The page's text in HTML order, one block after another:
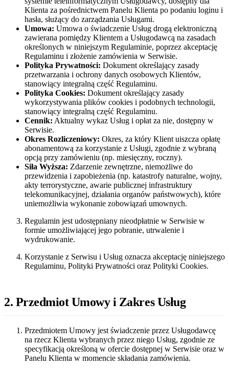
Klienta za pośrednictwem Panelu Klienta po podaniu loginu i
hasła, służący do zarządzania Usługami.
Umowa: Umowa o świadczenie Usług drogą elektroniczną
zawierana pomiędzy Klientem a Usługodawcą na zasadach
określonych w niniejszym Regulaminie, poprzez akceptację
Regulaminu i złożenie zamówienia w Serwisie.
Polityka Prywatności: Dokument określający zasady
przetwarzania i ochrony danych osobowych Klientów,
stanowiący integralną część Regulaminu.
Polityka Cookies: Dokument określający zasady
wykorzystywania plików cookies i podobnych technologii,
stanowiący integralną część Regulaminu.
Cennik: Aktualny wykaz Usług i opłat za nie, dostępny w
Serwisie.
Okres Rozliczeniowy: Okres, za który Klient uiszcza opłatę
abonamentową za korzystanie z Usługi, zgodnie z wybraną
opcją przy zamówieniu (np. miesięczny, roczny).
Siła Wyższa: Zdarzenie zewnętrzne, niemożliwe do
przewidzenia i zapobieżenia (np. katastrofy naturalne, wojny,
akty terrorystyczne, awarie publicznej infrastruktury
telekomunikacyjnej, działania organów państwowych), które
uniemożliwia wykonanie zobowiązań umownych.
Regulamin jest udostępniany nieodpłatnie w Serwisie w
formie umożliwiającej jego pobranie, utrwalenie i
wydrukowanie.
Korzystanie z Serwisu i Usług oznacza akceptację niniejszego
Regulaminu, Polityki Prywatności oraz Polityki Cookies.
2. Przedmiot Umowy i Zakres Usług
Przedmiotem Umowy jest świadczenie przez Usługodawcę
na rzecz Klienta wybranych przez niego Usług, zgodnie ze
specyfikacją określoną w ofercie dostępnej w Serwisie oraz w
Panelu Klienta w momencie składania zamówienia.